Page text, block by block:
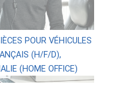
POUR VÉHICULES
(H/F/D),
(HOME OFFICE)